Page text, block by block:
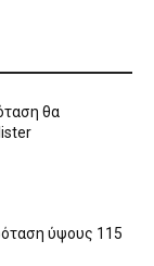
θα
ύψους 115